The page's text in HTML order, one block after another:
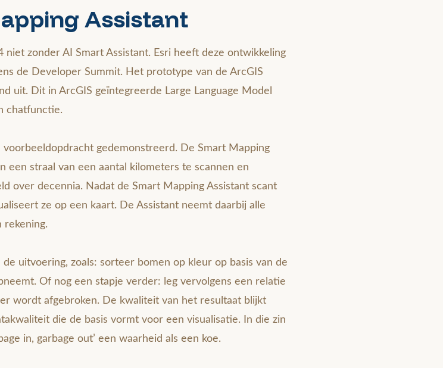
Assistant
zonder AI Smart Assistant. Esri heeft deze ontwikkeling
de Developer Summit. Het prototype van de ArcGIS
uit. Dit in ArcGIS geïntegreerde Large Language Model
chatfunctie.
gedemonstreerd. De Smart Mapping
een straal van een aantal kilometers te scannen en
over decennia. Nadat de Smart Mapping Assistant scant
ze op een kaart. De Assistant neemt daarbij alle
rekening.
uitvoering, zoals: sorteer bomen op kleur op basis van de
Of nog een stapje verder: leg vervolgens een relatie
wordt afgebroken. De kwaliteit van het resultaat blijkt
die de basis vormt voor een visualisatie. In die zin
in, garbage out’ een waarheid als een koe.